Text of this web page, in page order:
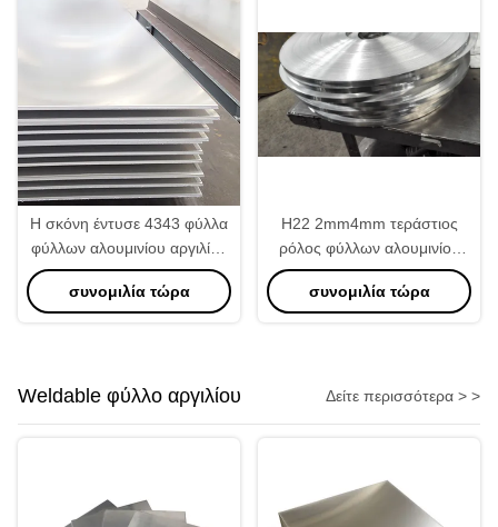
Η σκόνη έντυσε 4343 φύλλα
φύλλων αλουμινίου αργιλίου
για το πτερύγιο θερμαντικών
σωμάτων
συνομιλία τώρα
H22 2mm4mm τεράστιος
ρόλος φύλλων αλουμινίου
αλουμινίου πάχους
διευθετήσιμος βαρέων
συνομιλία τώρα
Weldable φύλλο αργιλίου Δείτε περισσότερα > >